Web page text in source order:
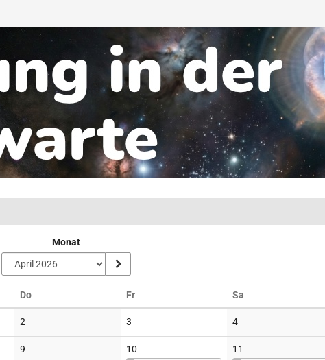
Monat
DoDonnerstag FrFreitag Sa
2
Veranstaltungen
3
Veranstaltungen
4Keine
Veranstaltungen
9 10 11